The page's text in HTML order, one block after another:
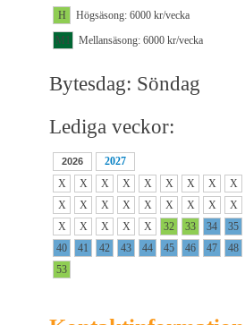
H
Högsäsong: 6000 kr/vecka
M1
Mellansäsong: 6000 kr/vecka
Bytesdag: Söndag
Lediga veckor:
2026
2027
X
X X X X X X X X
X
X X X X X X X X
X
X X X X 32 33 34 35
40
41 42 43 44 45 46 47 48
53